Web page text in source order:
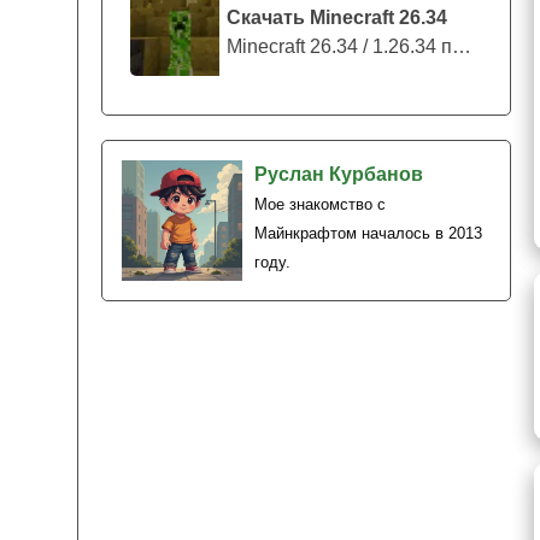
Скачать Minecraft 26.34
Minecraft 26.34 / 1.26.34 представляе...
Руслан Курбанов
Мое знакомство с
Майнкрафтом началось в 2013
году.